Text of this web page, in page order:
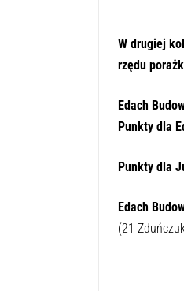
W drugiej
rzędu
Edach
Punkty dla
Punkty dla
Edach
(21